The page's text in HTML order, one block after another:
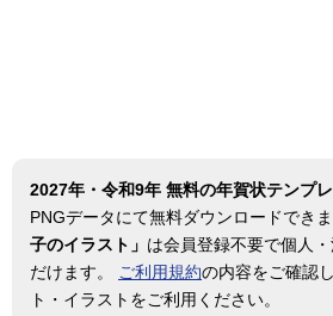
2027年・令和9年 無料の年賀状テンプ
PNGデータにて無料ダウンロードできま
子のイラスト」 は会員登録不要で個人
だけます。
ご利用規約の内容をご確認
ト・イラストをご利用ください。